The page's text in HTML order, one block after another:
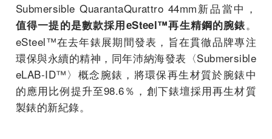
Submersible QuarantaQurattro 44mm新品當中，
值得一提的是數款採用eSteel™再生精鋼的腕錶。
eSteel™在去年錶展期間發表，旨在貫徹品牌專注
環保與永續的精神，同年沛納海發表〈Submersible
eLAB-ID™〉概念腕錶，將環保再生材質於腕錶中
的應用比例提升至98.6％，創下錶壇採用再生材質
製錶的新紀錄。